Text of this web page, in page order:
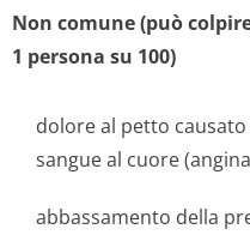
Non comune (può
1 persona su 100)
dolore al petto
sangue al cuore
abbassamento della